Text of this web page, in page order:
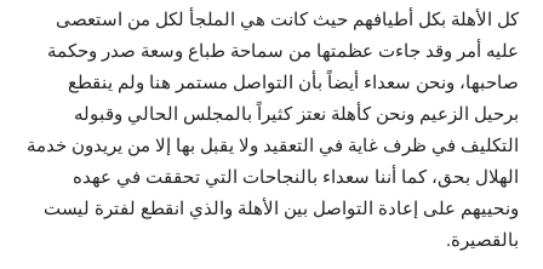
كل الأهلة بكل أطيافهم حيث كانت هي الملجأ لكل من استعصى
عليه أمر وقد جاءت عظمتها من سماحة طباع وسعة صدر وحكمة
صاحبها، ونحن سعداء أيضاً بأن التواصل مستمر هنا ولم ينقطع
برحيل الزعيم ونحن كأهلة نعتز كثيراً بالمجلس الحالي وقبوله
التكليف في ظرف غاية في التعقيد ولا يقبل بها إلا من يريدون خدمة
الهلال بحق، كما أننا سعداء بالنجاحات التي تحققت في عهده
ونحييهم على إعادة التواصل بين الأهلة والذي انقطع لفترة ليست
بالقصيرة.